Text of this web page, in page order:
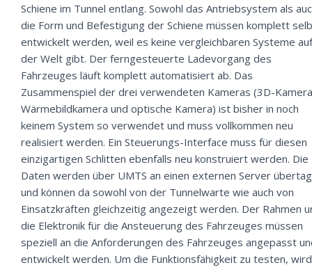
Schiene im Tunnel entlang. Sowohl das Antriebsystem als
die Form und Befestigung der Schiene müssen komplett
entwickelt werden, weil es keine vergleichbaren Systeme auf
der Welt gibt. Der ferngesteuerte Ladevorgang des
Fahrzeuges läuft komplett automatisiert ab. Das
Zusammenspiel der drei verwendeten Kameras (3D-
Wärmebildkamera und optische Kamera) ist bisher in noch
keinem System so verwendet und muss vollkommen neu
realisiert werden. Ein Steuerungs-Interface muss für diesen
einzigartigen Schlitten ebenfalls neu konstruiert werden. Die
Daten werden über UMTS an einen externen Server
und können da sowohl von der Tunnelwarte wie auch von
Einsatzkräften gleichzeitig angezeigt werden. Der Rahmen
die Elektronik für die Ansteuerung des Fahrzeuges müssen
speziell an die Anforderungen des Fahrzeuges angepasst
entwickelt werden. Um die Funktionsfähigkeit zu testen, wird